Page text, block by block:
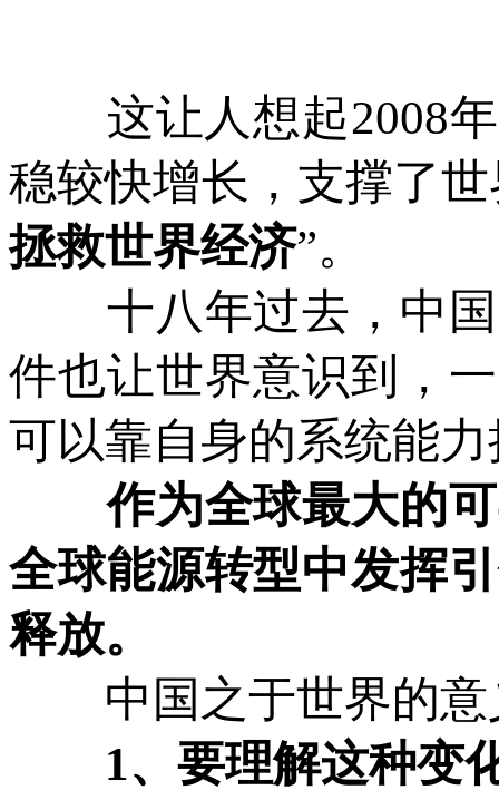
这让人想起2008年
稳较快增长，支撑了
拯救世界经济”。
十八年过去，中国
件也让世界意识到，
可以靠自身的系统能
作为全球最大的可
全球能源转型中发挥
释放。
中国之于世界的意
1、要理解这种变化